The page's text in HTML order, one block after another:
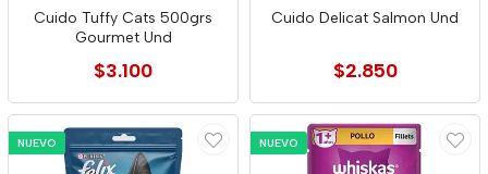
Cuido Tuffy Cats 500grs
Gourmet Und
$3.100
Cuido Delicat Salmon Und
$2.850
NUEVO NUEVO